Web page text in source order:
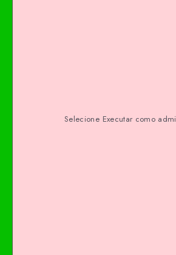
Selecione Executar como